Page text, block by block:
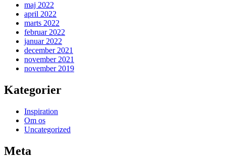
maj 2022
april 2022
marts 2022
februar 2022
januar 2022
december 2021
november 2021
november 2019
Kategorier
Inspiration
Om os
Uncategorized
Meta